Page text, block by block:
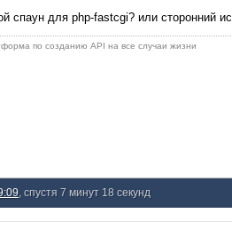
спаун для php-fastcgi? или сторонний
по созданию API на все случаи жизни
, спустя 7 минут 18 секунд